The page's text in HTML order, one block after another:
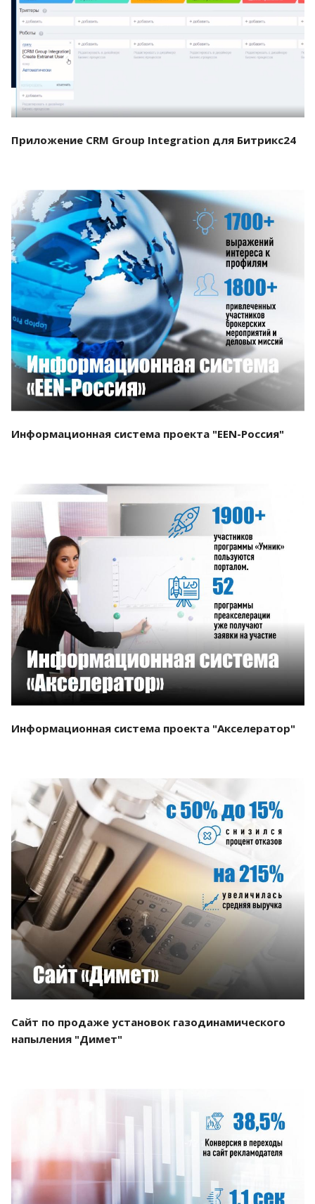
Смотреть проект
Приложение CRM Group Integration для Битрикс24
Смотреть проект
Информационная система проекта "EEN-Россия"
Смотреть проект
Информационная система проекта "Акселератор"
Смотреть проект
Сайт по продаже установок газодинамического
напыления "Димет"